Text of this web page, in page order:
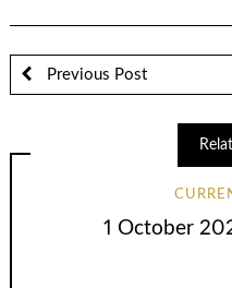
Previous Post
1 October